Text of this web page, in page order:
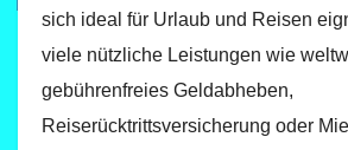
sich ideal für Urlaub und Reisen
viele nützliche Leistungen wie
gebührenfreies Geldabheben,
Reiserücktrittsversicherung oder